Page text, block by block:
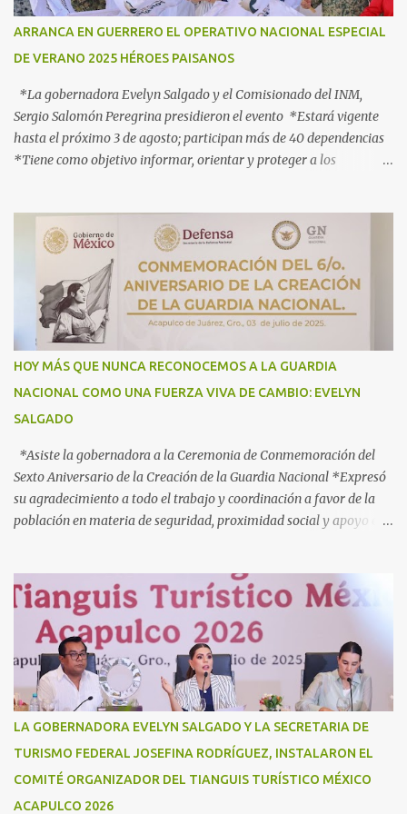
ARRANCA EN GUERRERO EL OPERATIVO NACIONAL ESPECIAL
DE VERANO 2025 HÉROES PAISANOS
*La gobernadora Evelyn Salgado y el Comisionado del INM,
Sergio Salomón Peregrina presidieron el evento *Estará vigente
hasta el próximo 3 de agosto; participan más de 40 dependencias
*Tiene como objetivo informar, orientar y proteger a los
gobernadora Acapulco, Gro., 3 de julio de 2025.- Con el objetivo de
informar, orientar y proteger durante su ingreso, estancia y
tránsito por el territorio nacional a los migrantes que retornan a
México durante esta temporada de verano, la gobernadora Evelyn
Salgado Pineda y el comisionado del Instituto Nacional de
Migración (INM), Sergio Salomón Céspedes Peregrina, dieron el
banderazo de Arranque Nacional del Operativo Especial de Verano
2025 Héroes Paisanos, que estará vigente hasta el próximo 3 de
agosto y en el que participan más de 40 dependencias de los
diferentes órdenes de gobierno, para brindar atención ...
HOY MÁS QUE NUNCA RECONOCEMOS A LA GUARDIA
NACIONAL COMO UNA FUERZA VIVA DE CAMBIO: EVELYN
SALGADO
*Asiste la gobernadora a la Ceremonia de Conmemoración del
Sexto Aniversario de la Creación de la Guardia Nacional *Expresó
su agradecimiento a todo el trabajo y coordinación a favor de la
población en materia de seguridad, proximidad social y apoyo en
como una fuerza viva de cambio, como una realidad con uniforme,
con botas, con manos, pero sobre todo, con mucho corazón en el
territorio. Son ustedes la transformación, que no queda en
promesas, la que se juega el cuerpo por hacer Patria”, expresó la
gobernadora Evelyn Salgado Pineda, durante la Ceremonia de
Conmemoración del Sexto Aniversario de la Creación de la Guardia
Nacional, en donde también agradeció todo el trabajo y
proximidad social y apoyo en casos de desastres. “Hoy
celebramos seis años de la Guardia Nacional, celebramos a s...
LA GOBERNADORA EVELYN SALGADO Y LA SECRETARIA DE
TURISMO FEDERAL JOSEFINA RODRÍGUEZ, INSTALARON EL
COMITÉ ORGANIZADOR DEL TIANGUIS TURÍSTICO MÉXICO
ACAPULCO 2026